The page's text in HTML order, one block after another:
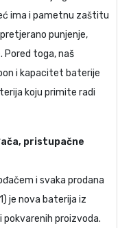
ima i pametnu zaštitu
punjenje,
Pored toga, naš
i kapacitet baterije
koju primite radi
pristupačne
i svaka prodana
je nova baterija iz
proizvoda.